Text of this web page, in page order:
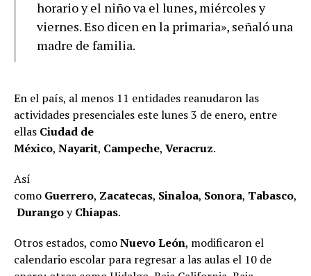
horario y el niño va el lunes, miércoles y
viernes. Eso dicen en la primaria», señaló una
madre de familia.
En el país, al menos 11 entidades reanudaron las
actividades presenciales este lunes 3 de enero, entre
ellas Ciudad de
México, Nayarit, Campeche, Veracruz.
Así
como Guerrero, Zacatecas, Sinaloa, Sonora, Tabasco,
DurangoyChiapas.
Otros estados, comoNuevo León, modificaron el
calendario escolar para regresar a las aulas el 10 de